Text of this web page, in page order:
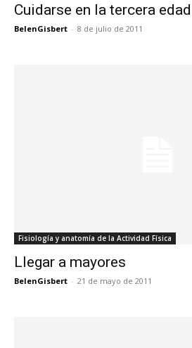
Cuidarse en la tercera edad
BelenGisbert - 8 de julio de 2011
Fisiología y anatomía de la Actividad Física
Llegar a mayores
BelenGisbert - 21 de mayo de 2011